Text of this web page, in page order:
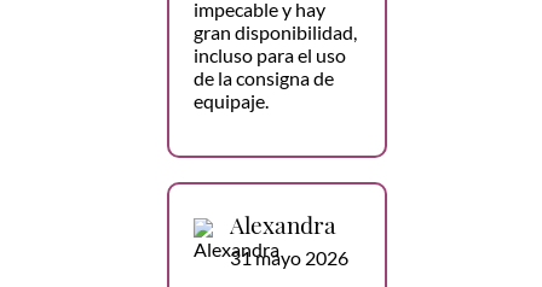
impecable y hay
gran disponibilidad,
incluso para el uso
de la consigna de
equipaje.
Alexandra
31 mayo 2026